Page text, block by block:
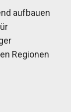
aufbauen
Regionen